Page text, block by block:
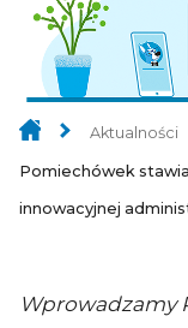
Aktualności
Pomiechówek
innowacyjnej
Wprowadzamy